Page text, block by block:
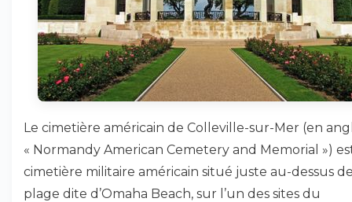
Le cimetière américain de Colleville-sur-Mer (en
« Normandy American Cemetery and Memorial »)
cimetière militaire américain situé juste au-dessus
plage dite d’Omaha Beach, sur l’un des sites du